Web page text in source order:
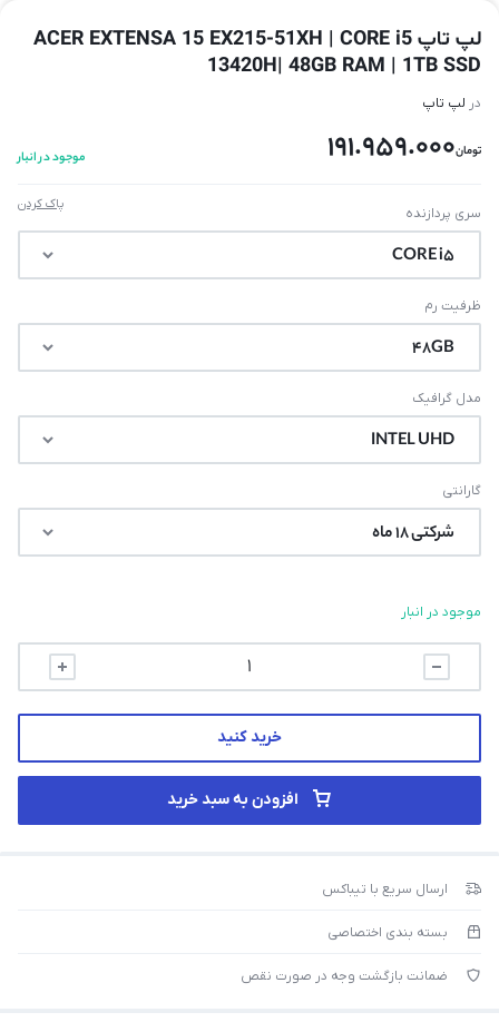
لپ تاپ ACER EXTENSA 15 EX215-51XH | CORE i5
13420H| 48GB RAM | 1TB SSD
در لپ تاپ
تومان191.959.000 موجود در انبار
سری پردازنده
ظرفیت رم
مدل گرافیک
گارانتی
پاک کردن
موجود در انبار
افزودن به سبد خرید
خرید کنید
ارسال سریع با تیباکس
بسته بندی اختصاصی
ضمانت بازگشت وجه در صورت نقص